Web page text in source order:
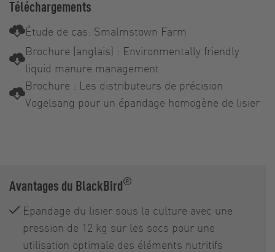
Téléchargements
Étude de cas: Smalmstown Farm
Brochure (anglais) : Environmentally friendly
liquid manure management
Brochure : Les distributeurs de précision
Vogelsang pour un épandage homogène de lisier
Avantages du BlackBird®
Epandage du lisier sous la culture avec une
pression de 12 kg sur les socs pour une
utilisation optimale des éléments nutritifs